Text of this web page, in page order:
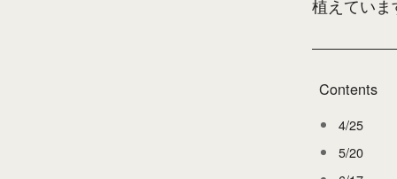
植えていま
Contents
4/25
5/20